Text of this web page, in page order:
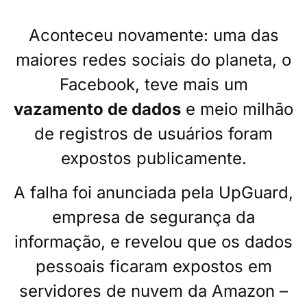
Aconteceu novamente: uma das
maiores redes sociais do planeta, o
Facebook, teve mais um
vazamento de dados e meio milhão
de registros de usuários foram
expostos publicamente.
A falha foi anunciada pela UpGuard,
empresa de segurança da
informação, e revelou que os dados
pessoais ficaram expostos em
servidores de nuvem da Amazon –